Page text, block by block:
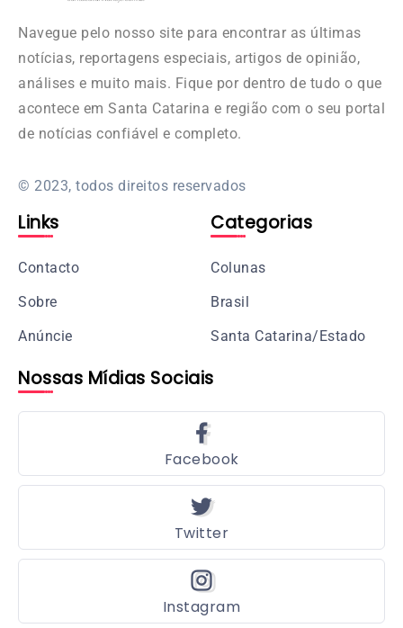
Navegue pelo nosso site para encontrar as últimas
notícias, reportagens especiais, artigos de opinião,
análises e muito mais. Fique por dentro de tudo o que
acontece em Santa Catarina e região com o seu portal
de notícias confiável e completo.
© 2023, todos direitos reservados
Links
Contacto
Sobre
Anúncie
Categorias
Colunas
Brasil
Santa Catarina/Estado
Nossas Mídias Sociais
Facebook
Twitter
Instagram